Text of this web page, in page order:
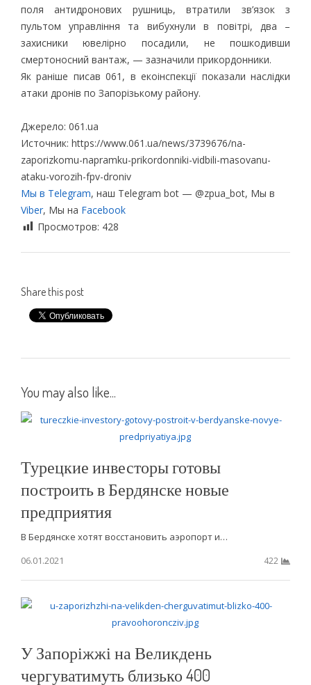
поля антидронових рушниць, втратили зв’язок з
пультом управління та вибухнули в повітрі, два –
захисники ювелірно посадили, не пошкодивши
смертоносний вантаж, — зазначили прикордонники.
Як раніше писав 061, в екоінспекції показали наслідки
атаки дронів по Запорізькому району.
Джерело: 061.ua
Источник: https://www.061.ua/news/3739676/na-
zaporizkomu-napramku-prikordonniki-vidbili-masovanu-
ataku-vorozih-fpv-droniv
Мы в Telegram, наш Telegram bot — @zpua_bot, Мы в
Viber, Мы на Facebook
Просмотров: 428
Share this post
You may also like...
Турецкие инвесторы готовы
построить в Бердянске новые
предприятия
В Бердянске хотят восстановить аэропорт и…
06.01.2021
422
У Запоріжжі на Великдень
чергуватимуть близько 400